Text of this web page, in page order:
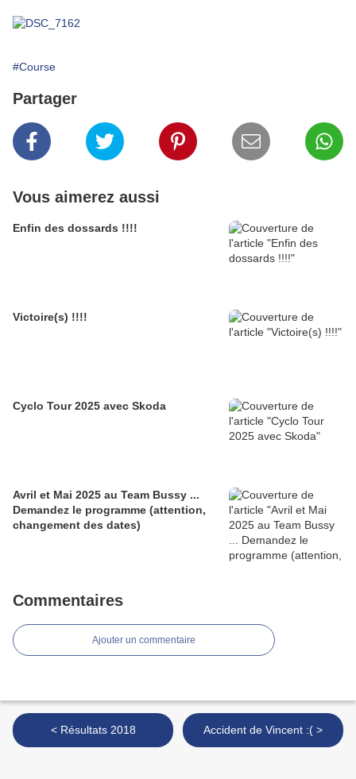
#Course
Partager
Vous aimerez aussi
Enfin des dossards !!!!
Victoire(s) !!!!
Cyclo Tour 2025 avec Skoda
Avril et Mai 2025 au Team Bussy ...
Demandez le programme (attention,
changement des dates)
Commentaires
Ajouter un commentaire
< Résultats 2018 Accident de Vincent :( >